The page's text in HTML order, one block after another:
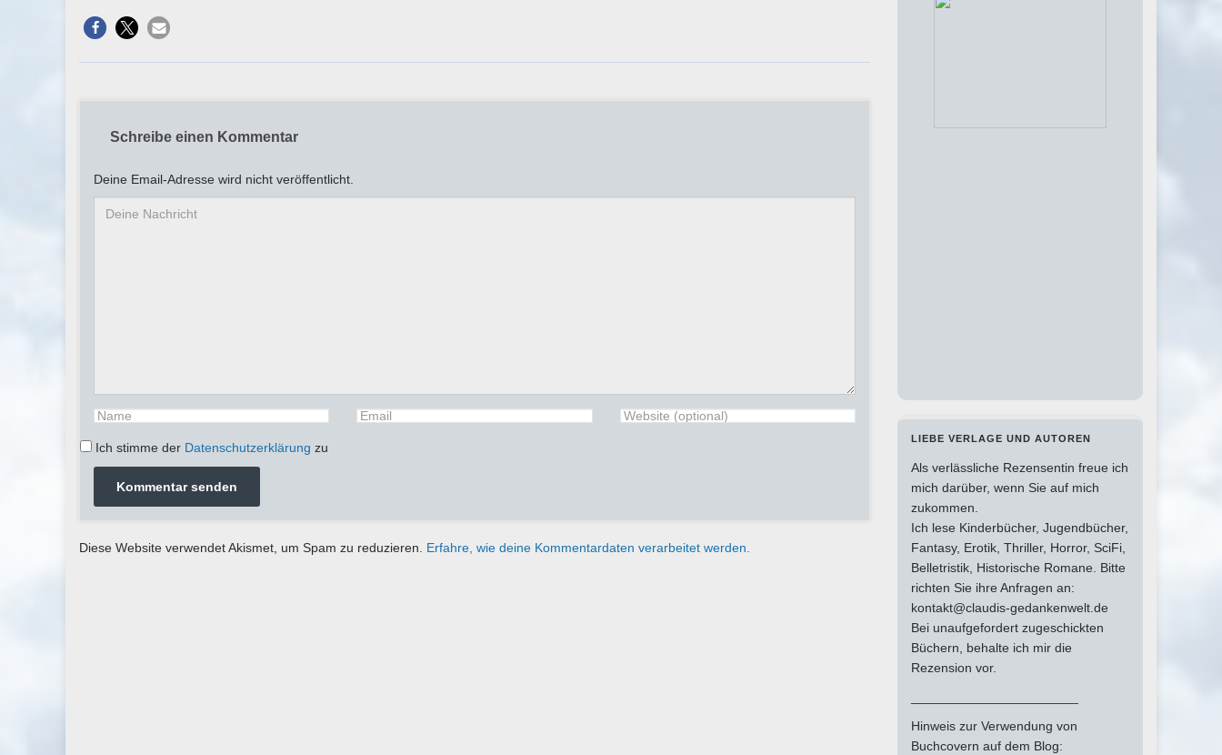
Schreibe einen Kommentar
Deine Email-Adresse wird nicht veröffentlicht.
Ich stimme der Datenschutzerklärung zu
Diese Website verwendet Akismet, um Spam zu reduzieren. Erfahre, wie deine Kommentardaten verarbeitet werden.
LIEBE VERLAGE UND AUTOREN
Als verlässliche Rezensentin freue ich
mich darüber, wenn Sie auf mich
zukommen.
Ich lese Kinderbücher, Jugendbücher,
Fantasy, Erotik, Thriller, Horror, SciFi,
Belletristik, Historische Romane. Bitte
richten Sie ihre Anfragen an:
kontakt@claudis-gedankenwelt.de
Bei unaufgefordert zugeschickten
Büchern, behalte ich mir die
Rezension vor.
Hinweis zur Verwendung von
Buchcovern auf dem Blog: